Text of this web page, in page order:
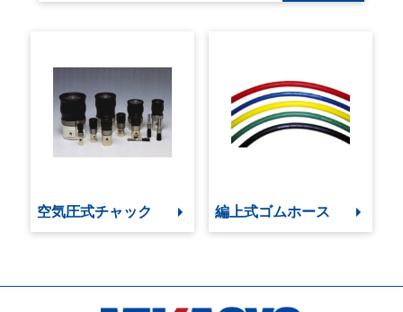
空気圧式チャック 編上式ゴムホース